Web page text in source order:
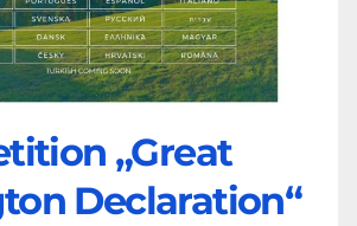
„Great
Declaration“